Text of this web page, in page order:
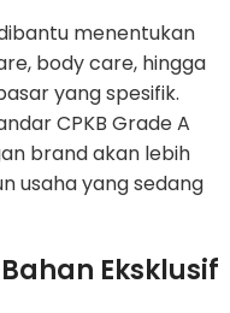
menentukan
body care, hingga
yang spesifik.
CPKB Grade A
brand akan lebih
usaha yang sedang
Eksklusif